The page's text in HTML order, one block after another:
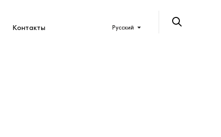
Контакты Русский